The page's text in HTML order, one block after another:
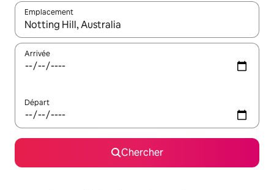
Emplacement
Quand les résultats sont affichés, parcourez-les en utilisant
Arrivée
Départ
Chercher